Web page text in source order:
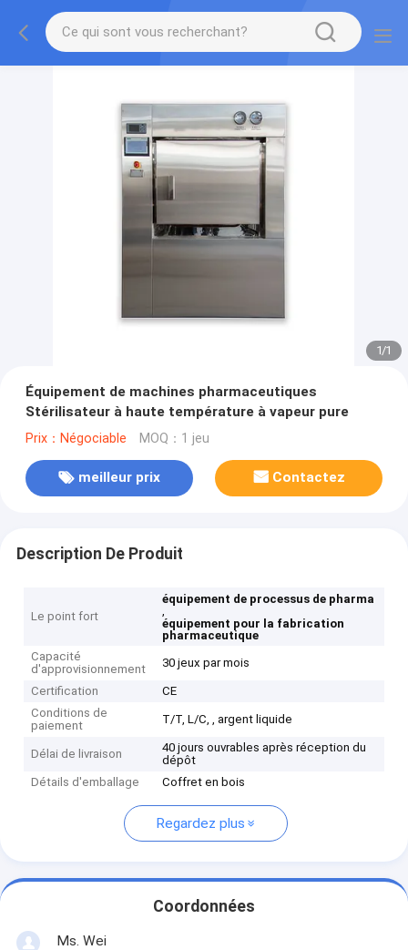
1/1
Équipement de machines pharmaceutiques
Stérilisateur à haute température à vapeur pure
Prix：Négociable MOQ：1 jeu
meilleur prix Contactez
Description De Produit
Le point fort
équipement de processus de pharma
,
équipement pour la fabrication
pharmaceutique
Capacité
d'approvisionnement
30 jeux par mois
Certification
CE
Conditions de
paiement
T/T, L/C, , argent liquide
Délai de livraison
40 jours ouvrables après réception du
dépôt
Détails d'emballage
Coffret en bois
Regardez plus
Coordonnées
Ms. Wei